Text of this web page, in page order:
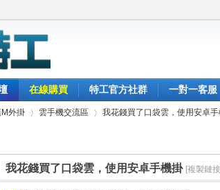
在線購買 特工官方社群 一對一客服
外掛
›
雲手機交流區
›
我花錢買了口袋雲，使用安卓
我花錢買了口袋雲，使用安卓手機掛 [複製鏈